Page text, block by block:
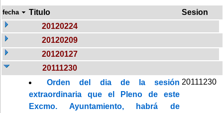
fecha Titulo
Sesion
20120224
20120209
20120127
20111230
Orden del dia de la sesión
extraordinaria que el Pleno de este
Excmo. Ayuntamiento, habrá de
20111230